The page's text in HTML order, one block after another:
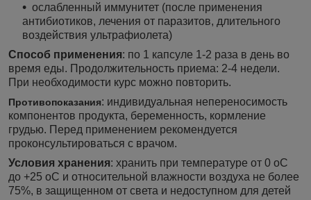
ослабленный иммунитет (после применения
антибиотиков, лечения от паразитов, длительного
воздействия ультрафиолета)
Способ применения: по 1 капсуле 1-2 раза в день во
время еды. Продолжительность приема: 2-4 недели.
При необходимости курс можно повторить.
Противопоказания: индивидуальная непереносимость
компонентов продукта, беременность, кормление
грудью. Перед применением рекомендуется
проконсультироваться с врачом.
Условия хранения: хранить при температуре от 0 оС
до +25 оС и относительной влажности воздуха не более
75%, в защищенном от света и недоступном для детей